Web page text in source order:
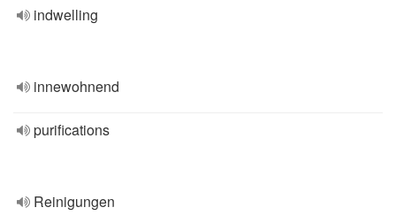
indwelling
innewohnend
purifications
Reinigungen